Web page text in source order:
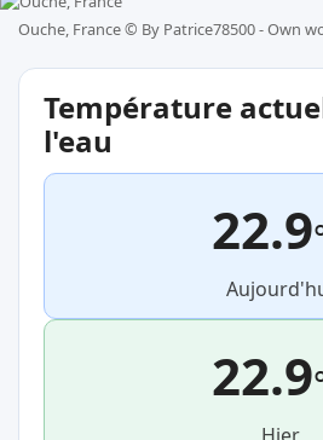
Ouche, France © By Patrice78500 - Own
Température
l'eau
22.9
22.9